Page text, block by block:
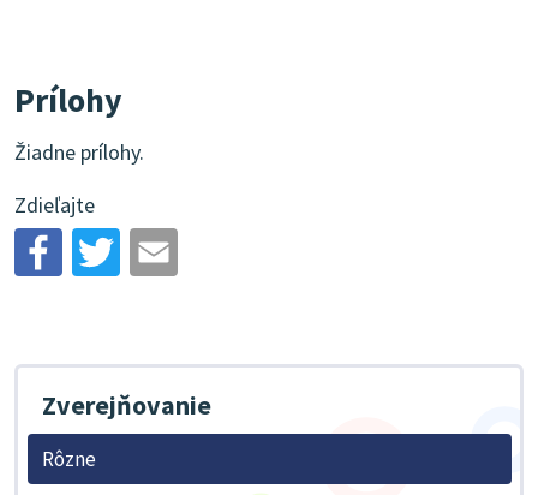
Prílohy
Žiadne prílohy.
Zdieľajte
Zverejňovanie
Rôzne